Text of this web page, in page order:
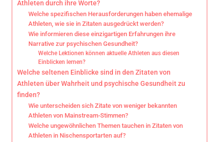
Athleten durch ihre Worte?
Welche spezifischen Herausforderungen haben ehemalige
Athleten, wie sie in Zitaten ausgedrückt werden?
Wie informieren diese einzigartigen Erfahrungen ihre
Narrative zur psychischen Gesundheit?
Welche Lektionen können aktuelle Athleten aus diesen
Einblicken lernen?
Welche seltenen Einblicke sind in den Zitaten von
Athleten über Wahrheit und psychische Gesundheit zu
finden?
Wie unterscheiden sich Zitate von weniger bekannten
Athleten von Mainstream-Stimmen?
Welche ungewöhnlichen Themen tauchen in Zitaten von
Athleten in Nischensportarten auf?